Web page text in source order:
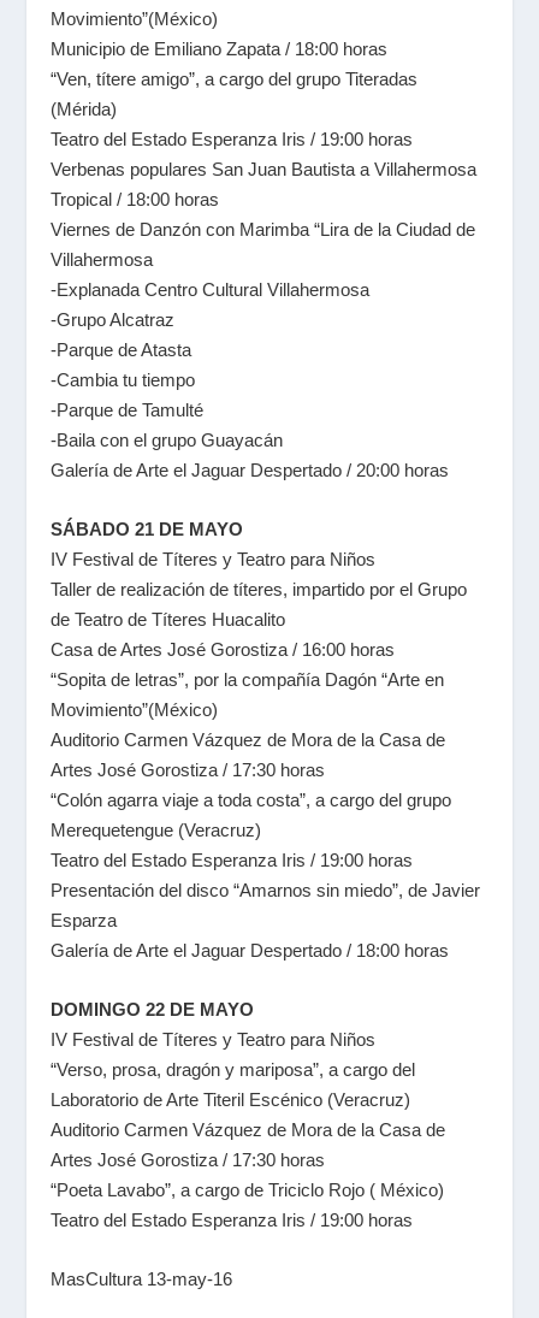
Movimiento”(México)
Municipio de Emiliano Zapata / 18:00 horas
“Ven, títere amigo”, a cargo del grupo Titeradas
(Mérida)
Teatro del Estado Esperanza Iris / 19:00 horas
Verbenas populares San Juan Bautista a Villahermosa
Tropical / 18:00 horas
Viernes de Danzón con Marimba “Lira de la Ciudad de
Villahermosa
-Explanada Centro Cultural Villahermosa
-Grupo Alcatraz
-Parque de Atasta
-Cambia tu tiempo
-Parque de Tamulté
-Baila con el grupo Guayacán
Galería de Arte el Jaguar Despertado / 20:00 horas
SÁBADO 21 DE MAYO
IV Festival de Títeres y Teatro para Niños
Taller de realización de títeres, impartido por el Grupo
de Teatro de Títeres Huacalito
Casa de Artes José Gorostiza / 16:00 horas
“Sopita de letras”, por la compañía Dagón “Arte en
Movimiento”(México)
Auditorio Carmen Vázquez de Mora de la Casa de
Artes José Gorostiza / 17:30 horas
“Colón agarra viaje a toda costa”, a cargo del grupo
Merequetengue (Veracruz)
Teatro del Estado Esperanza Iris / 19:00 horas
Presentación del disco “Amarnos sin miedo”, de Javier
Esparza
Galería de Arte el Jaguar Despertado / 18:00 horas
DOMINGO 22 DE MAYO
IV Festival de Títeres y Teatro para Niños
“Verso, prosa, dragón y mariposa”, a cargo del
Laboratorio de Arte Titeril Escénico (Veracruz)
Auditorio Carmen Vázquez de Mora de la Casa de
Artes José Gorostiza / 17:30 horas
“Poeta Lavabo”, a cargo de Triciclo Rojo ( México)
Teatro del Estado Esperanza Iris / 19:00 horas
MasCultura 13-may-16